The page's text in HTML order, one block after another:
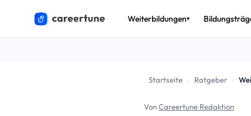
Weiterbildungen▾
Startseite › Ratgeber ›
VonCareertune Redaktion